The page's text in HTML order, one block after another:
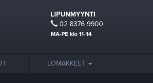
LIPUNMYYNTI
02 8376 9900
MA-PE klo 11-14
LOMAKKEET